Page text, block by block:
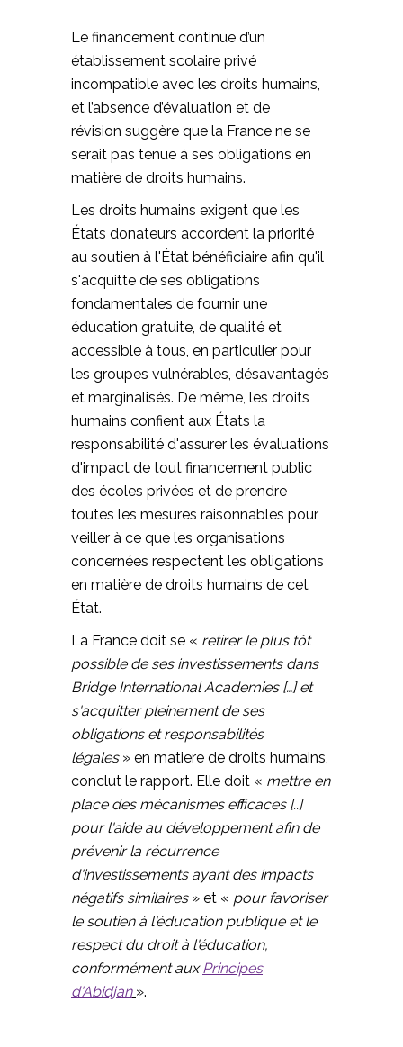
Le financement continue d’un
établissement scolaire privé
incompatible avec les droits humains,
et l’absence d’évaluation et de
révision suggère que la France ne se
serait pas tenue à ses obligations en
matière de droits humains.
Les droits humains exigent que les
États donateurs accordent la priorité
au soutien à l'État bénéficiaire afin qu'il
s'acquitte de ses obligations
fondamentales de fournir une
éducation gratuite, de qualité et
accessible à tous, en particulier pour
les groupes vulnérables, désavantagés
et marginalisés. De même, les droits
humains confient aux États la
responsabilité d'assurer les évaluations
d'impact de tout financement public
des écoles privées et de prendre
toutes les mesures raisonnables pour
veiller à ce que les organisations
concernées respectent les obligations
en matière de droits humains de cet
État.
La France doit se « retirer le plus tôt
possible de ses investissements dans
Bridge International Academies […] et
s'acquitter pleinement de ses
obligations et responsabilités
légales » en matiere de droits humains,
conclut le rapport. Elle doit « mettre en
place des mécanismes efficaces [..]
pour l'aide au développement afin de
prévenir la récurrence
d'investissements ayant des impacts
négatifs similaires » et « pour favoriser
le soutien à l'éducation publique et le
respect du droit à l'éducation,
conformément auxPrincipes
d'Abidjan ».